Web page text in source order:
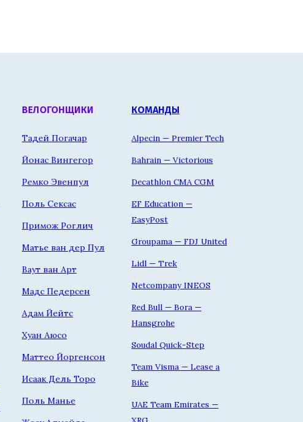
ВЕЛОГОНЩИКИ
Тадей Погачар
Йонас Вингегор
Ремко Эвенпул
Поль Сексас
Примож Роглич
Матье ван дер Пул
Ваут ван Арт
Мадс Педерсен
Адам Йейтс
Хуан Аюсо
Маттео Йоргенсон
Исаак Дель Торо
Поль Манье
КОМАНДЫ
Alpecin — Premier Tech
Bahrain — Victorious
Decathlon CMA CGM
EF Education —
EasyPost
Groupama — FDJ United
Lidl — Trek
Netcompany INEOS
Red Bull — Bora —
Hansgrohe
Soudal Quick-Step
Team Visma — Lease a
Bike
UAE Team Emirates —